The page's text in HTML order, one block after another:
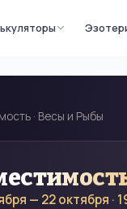
· Весы и Рыбы
— 22 октября ·